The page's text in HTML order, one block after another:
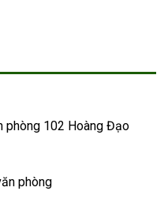
phòng 102 Hoàng Đạo
phòng